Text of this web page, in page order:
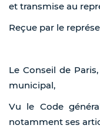
et transmise au
Reçue par le
Le Conseil de
municipal,
Vu le Code
notamment ses